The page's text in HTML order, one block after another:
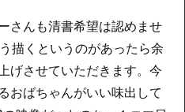
さんも清書希望は認めませ
描くというのがあったら余
げさせていただきます。今
おばちゃんがいい味出して